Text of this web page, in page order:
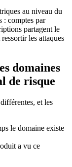
au niveau du
: comptes par
partagent le
les attaques
domaines
de risque
et les
le domaine existe
a vu ce